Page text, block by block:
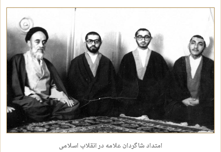
امتداد شاگردان علامه در انقلاب اسلامی